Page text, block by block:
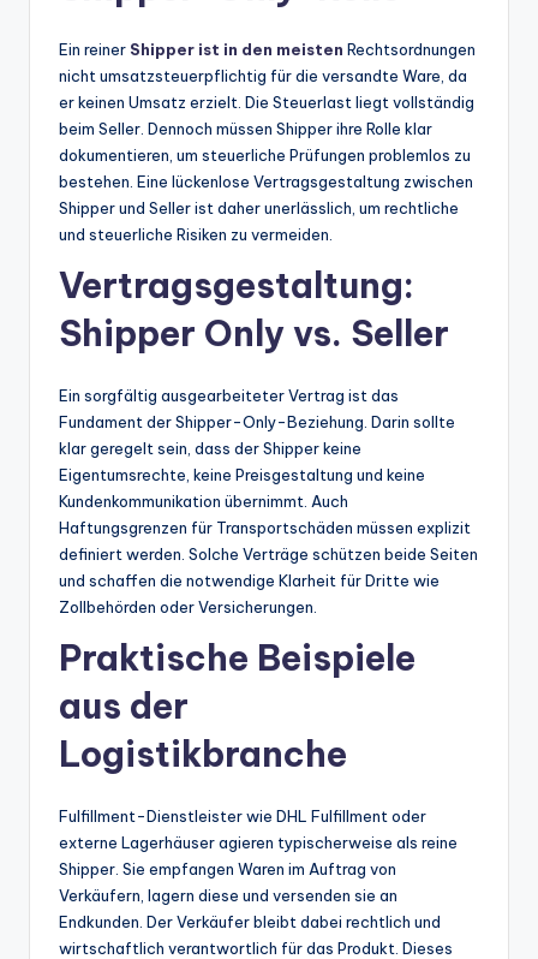
Ein reiner Shipper ist in den meisten Rechtsordnungen
nicht umsatzsteuerpflichtig für die versandte Ware, da
er keinen Umsatz erzielt. Die Steuerlast liegt vollständig
beim Seller. Dennoch müssen Shipper ihre Rolle klar
dokumentieren, um steuerliche Prüfungen problemlos zu
bestehen. Eine lückenlose Vertragsgestaltung zwischen
Shipper und Seller ist daher unerlässlich, um rechtliche
und steuerliche Risiken zu vermeiden.
Vertragsgestaltung:
Shipper Only vs. Seller
Ein sorgfältig ausgearbeiteter Vertrag ist das
Fundament der Shipper-Only-Beziehung. Darin sollte
klar geregelt sein, dass der Shipper keine
Eigentumsrechte, keine Preisgestaltung und keine
Kundenkommunikation übernimmt. Auch
Haftungsgrenzen für Transportschäden müssen explizit
definiert werden. Solche Verträge schützen beide Seiten
und schaffen die notwendige Klarheit für Dritte wie
Zollbehörden oder Versicherungen.
Praktische Beispiele
aus der
Logistikbranche
Fulfillment-Dienstleister wie DHL Fulfillment oder
externe Lagerhäuser agieren typischerweise als reine
Shipper. Sie empfangen Waren im Auftrag von
Verkäufern, lagern diese und versenden sie an
Endkunden. Der Verkäufer bleibt dabei rechtlich und
wirtschaftlich verantwortlich für das Produkt. Dieses